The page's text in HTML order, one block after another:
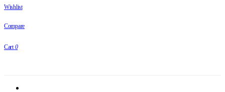
Wishlist
Compare
Cart 0